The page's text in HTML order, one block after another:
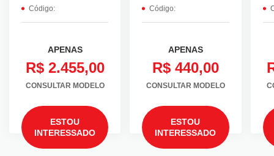
Código:
APENAS
R$ 2.455,00
CONSULTAR MODELO
ESTOU
INTERESSADO
Código:
APENAS
R$ 440,00
CONSULTAR MODELO
ESTOU
INTERESSADO